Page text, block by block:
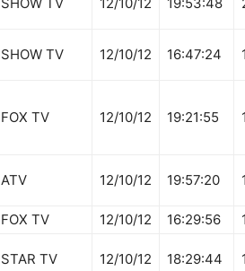
SHOW TV 12/10/12 16:47:24
FOX TV 12/10/12 19:21:55
ATV 12/10/12 19:57:20
FOX TV 12/10/12 16:29:56
STAR TV 12/10/12 18:29:44